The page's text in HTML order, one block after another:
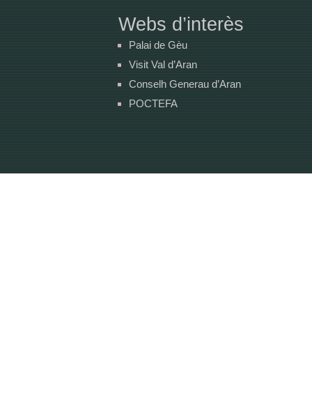
Webs d’interès
Palai de Gèu
Visit Val d’Aran
Conselh Generau d’Aran
POCTEFA